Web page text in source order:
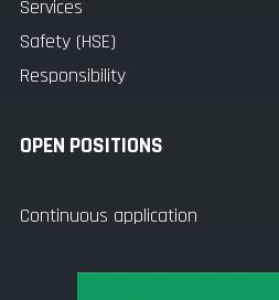
Services
Safety (HSE)
Responsibility
OPEN POSITIONS
Continuous application